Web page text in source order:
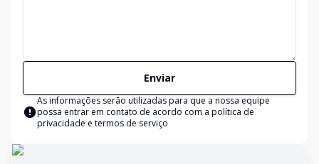
Enviar
As informações serão utilizadas para que a nossa equipe
possa entrar em contato de acordo com a política de
privacidade e termos de serviço